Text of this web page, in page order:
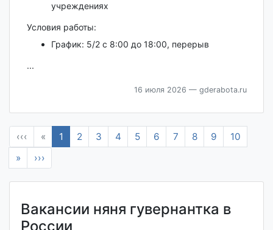
учреждениях
Условия работы:
График: 5/2 с 8:00 до 18:00, перерыв
...
16 июля 2026 — gderabota.ru
‹‹‹ « 1 2 3 4 5 6 7 8 9
10
»
›››
Вакансии няня гувернантка в
России